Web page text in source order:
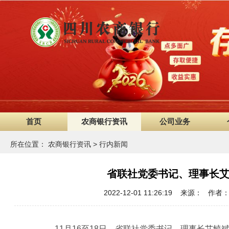
首页 农商银行资讯 公司业务
所在位置： 农商银行资讯 > 行内新闻
省联社党委书记、理事长
2022-12-01 11:26:19 来源： 作者：